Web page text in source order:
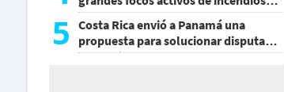
forestales
5
Costa Rica envió a Panamá una
propuesta para solucionar disputa
comercial